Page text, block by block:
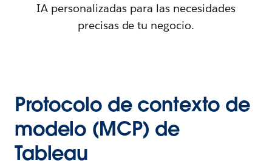
IA personalizadas para las necesidades
precisas de tu negocio.
Protocolo de contexto de
modelo (MCP) de
Tableau